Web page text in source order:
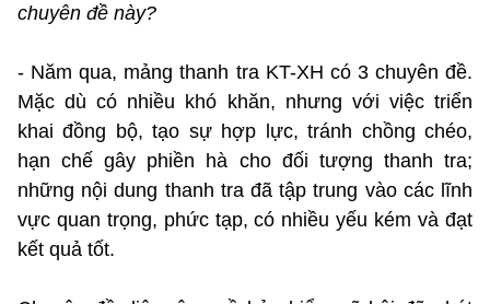
chuyên đề này?
- Năm qua, mảng thanh tra KT-XH có 3 chuyên đề.
Mặc dù có nhiều khó khăn, nhưng với việc triển
khai đồng bộ, tạo sự hợp lực, tránh chồng chéo,
hạn chế gây phiền hà cho đối tượng thanh tra;
những nội dung thanh tra đã tập trung vào các lĩnh
vực quan trọng, phức tạp, có nhiều yếu kém và đạt
kết quả tốt.